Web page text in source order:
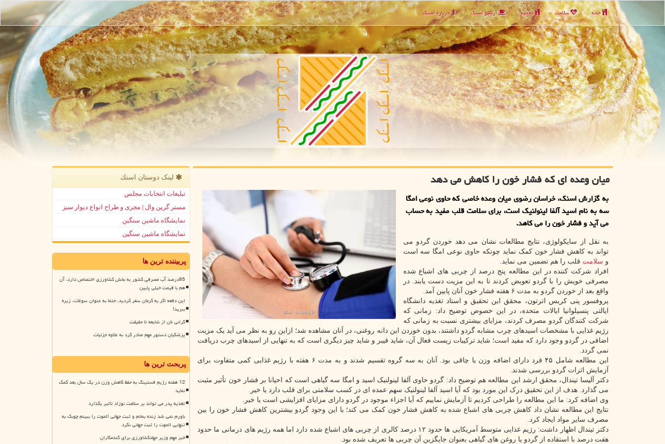
خانه سلامت تغذیه آرشیو اسنك درباره اسنك
میان وعده ای که فشار خون را کاهش می دهد
به گزارش اسنک، خراسان رضوی میان وعده خاصی که حاوی نوعی امگا
سه به نام اسید آلفا لینولنیک است، برای سلامت قلب مفید به حساب
می آید و فشار خون را می کاهد.
به نقل از سایکولوژی، نتایج مطالعات نشان می دهد خوردن گردو می
تواند به کاهش فشار خون کمک نماید چونکه حاوی نوعی امگا سه است
و سلامت قلب را هم تضمین می نماید.
افراد شرکت کننده در این مطالعه پنج درصد از چربی های اشباع شده
مصرفی خویش را با گردو تعویض کردند تا به این مزیت دست یابند. در
واقع بعد از خوردن گردو به مدت ۶ هفته فشار خون آنان پایین آمد.
پروفسور پنی کریس اترتون، محقق این تحقیق و استاد تغذیه دانشگاه
ایالتی پنسیلوانیا ایالات متحده، در این خصوص توضیح داد: زمانی که
شرکت کنندگان گردو مصرف کردند، مزایای بیشتری نسبت به زمانی که
رژیم غذایی با مشخصات اسیدهای چرب مشابه گردو داشتند، بدون خوردن این دانه روغنی، در آنان مشاهده شد؛ ازاین رو به نظر می آید یک مزیت
اضافی در گردو وجود دارد که مفید است؛ شاید ترکیبات زیست فعال آن، شاید فیبر و شاید چیز دیگری است که به تنهایی از اسیدهای چرب دریافت
نمی گردد.
این مطالعه شامل ۴۵ فرد دارای اضافه وزن یا چاقی بود. آنان به سه گروه تقسیم شدند و به مدت ۶ هفته با رژیم غذایی کمی متفاوت برای
آزمایش اثرات گردو بررسی شدند.
دکتر آلیسا تیندال، محقق ارشد این مطالعه هم توضیح داد: گردو حاوی آلفا لینولنیک اسید و امگا سه گیاهی است که احیانا بر فشار خون تأثیر مثبت
می گذارد. هدف از این تحقیق درک این مورد بود که آیا اسید آلفا لینولنیک سهم عمده ای در کسب سلامتی برای قلب دارد یا خیر.
وی اضافه کرد: ما این مطالعه را طراحی کردیم تا آزمایش نماییم که آیا اجزاء موجود در گردو دارای مزایای افزایشی است یا خیر.
نتایج این مطالعه نشان داد کاهش چربی های اشباع شده به کاهش فشار خون کمک می کند؛ با این وجود گردو بیشترین کاهش فشار خون را بین
مصرف سایر مواد ایجاد کرد.
دکتر تیندال اظهار داشت: رژیم غذایی متوسط آمریکایی ها حدود ۱۲ درصد کالری از چربی های اشباع شده دارد اما همه رژیم های درمانی ما حدود
هفت درصد با استفاده از گردو یا روغن های گیاهی بعنوان جایگزین آن چربی ها تعریف شده بود.
لینک دوستان اسنك
تبلیغات انتخابات مجلس
مستر گرین وال | مجری و طراح انواع دیوار سبز
نمایشگاه ماشین سنگین
نمایشگاه ماشین سنگین
پربیننده ترین ها
85درصد آب مصرفی کشور به بخش کشاورزی اختصاص دارد، آن
هم با قیمت خیلی پایین
این دفعه اگر به کرمان سفر کردید، حتما به عنوان سوغات، زیره
ببرید!
گرانی نان از شایعه تا حقیقت
پزشکیان دستور مهم صادر کرد به علاوه جزئیات
پربحث ترین ها
12 هفته رژیم فستینگ به حفظ کاهش وزن در یک سال بعد کمک
نماید
تغذیه پدر می تواند بر سلامت نوزاد تأثیر بگذارد
باورم نمی شد زنده بمانم و ثبت جهانی الموت را ببینم چوبک به
تنهایی الموت را ثبت جهانی نکرد
خبر مهم وزیر جهادکشاورزی برای گندمکاران